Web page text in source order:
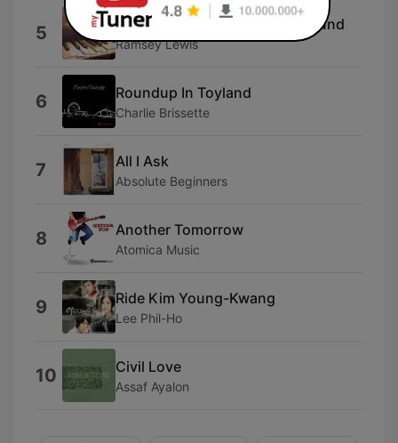
5 People Make the World Go 'Round
Ramsey Lewis
6 Roundup In Toyland
Charlie Brissette
7 All I Ask
Absolute Beginners
8 Another Tomorrow
Atomica Music
9 Ride Kim Young-Kwang
Lee Phil-Ho
10 Civil Love
Assaf Ayalon